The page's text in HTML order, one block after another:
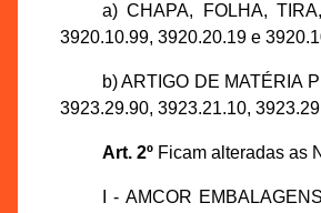
a) CHAPA, FOLHA,
3920.10.99, 3920.20.19 e
b) ARTIGO DE MATÉRIA
3923.29.90, 3923.21.10,
Art. 2ºFicam alteradas as
I - AMCOR